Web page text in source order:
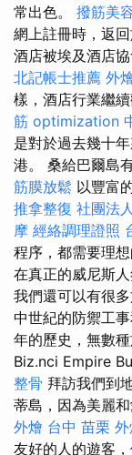
常出色。 撥筋美
網上註冊時，返
酒店被埃及酒店
北記帳士推薦 外
樣，酒店行業繼續
筋 optimization
是對於過去幾十
港。 桑給巴爾島
筋膜放鬆 以豐富
推拿整復 社團法
摩 經絡調理證照
程序，都需要理
在真正的威尼斯
我們還可以有很
中世紀的防禦工
年的歷史，無數
Biz.nci Empire
整骨 拜訪我們到
蒂島，因為美麗
外燴 台中 苗栗 外
友好的人的遊客